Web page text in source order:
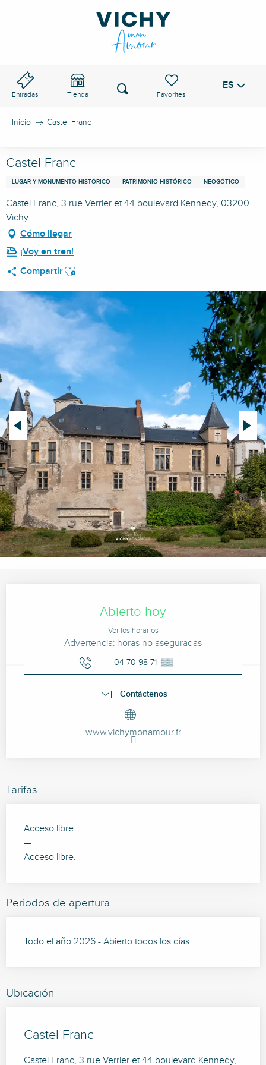
Entradas Tienda
Voir les favoris
Buscar ES
Inicio Castel Franc
Castel Franc
LUGAR Y MONUMENTO HISTÓRICO PATRIMONIO HISTÓRICO NEOGÓTICO
Castel Franc, 3 rue Verrier et 44 boulevard Kennedy, 03200
Vichy
Cómo llegar
¡Voy en tren!
CompartirAjouter aux favoris
Abierto hoy
Ver los horarios
Advertencia: horas no aseguradas
04 70 98 71 ▒▒
Contáctenos
www.vichymonamour.fr
Tarifas
Acceso libre.
—
Acceso libre.
Periodos de apertura
Todo el año 2026 - Abierto todos los días
Ubicación
Castel Franc
Castel Franc, 3 rue Verrier et 44 boulevard Kennedy,